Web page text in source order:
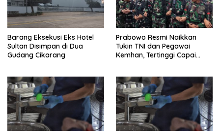
Barang Eksekusi Eks Hotel
Sultan Disimpan di Dua
Gudang Cikarang
Prabowo Resmi Naikkan
Tukin TNI dan Pegawai
Kemhan, Tertinggi Capai